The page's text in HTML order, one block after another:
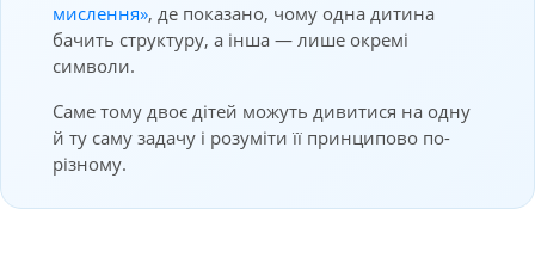
мислення», де показано, чому одна дитина
бачить структуру, а інша — лише окремі
символи.
Саме тому двоє дітей можуть дивитися на одну
й ту саму задачу і розуміти її принципово по-
різному.